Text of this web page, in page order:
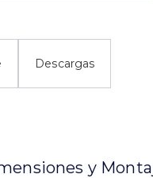
Descargas
y